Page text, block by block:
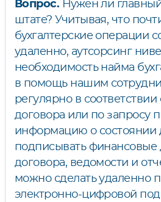
Вопрос. Нужен ли
штате? Учитывая, что
бухгалтерские операции
удаленно, аутсорсинг
необходимость найма
в помощь нашим
регулярно в
договора или по запросу
информацию о состоянии
подписывать финансовые
договора, ведомости и
можно сделать удаленно
электронно-цифровой